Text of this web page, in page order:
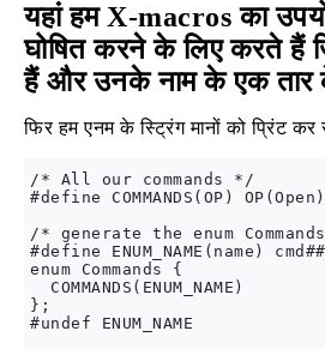
यहां हम X-macros का
घोषित करने के लिए करते हैं
हैं और उनके नाम के एक
फिर हम एनम के स्ट्रिंग मानों को प्रिंट
/* All our commands */
#define COMMANDS(OP)
/* generate the enum
#define ENUM_NAME(name)
enum Commands {
  COMMANDS(ENUM_NAME)
};
#undef ENUM_NAME